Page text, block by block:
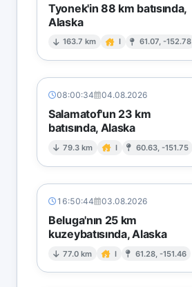
Tyonek'in 88 km batısında,
Alaska
163.7 km I 61.07, -152.78
08:00:34 04.08.2026
Salamatof'un 23 km
batısında, Alaska
79.3 km I 60.63, -151.75
16:50:44 03.08.2026
Beluga'nın 25 km
kuzeybatısında, Alaska
77.0 km I 61.28, -151.46